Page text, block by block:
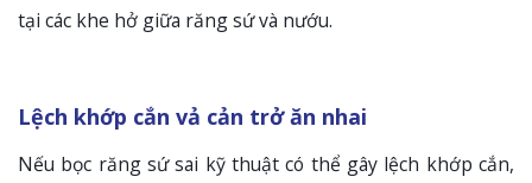
tại các khe hở giữa răng sứ và nướu.
Lệch khớp cắn vả cản trở ăn nhai
Nếu bọc răng sứ sai kỹ thuật có thể gây lệch khớp cắn,